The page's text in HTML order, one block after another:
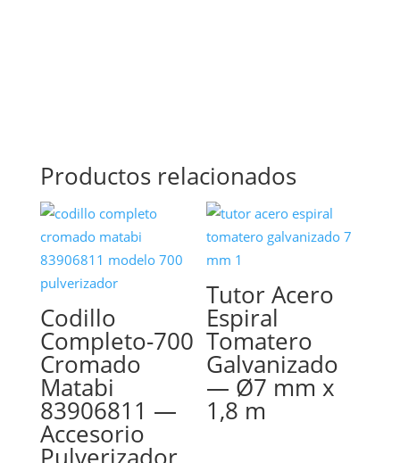
Productos relacionados
Codillo
Completo-700
Cromado
Matabi
83906811 —
Accesorio
Tutor Acero
Espiral
Tomatero
Galvanizado
— Ø7 mm x
1,8 m